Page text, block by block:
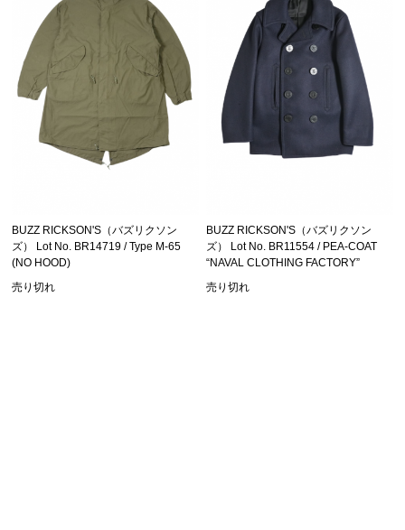
BUZZ RICKSON'S（バズリクソン
ズ） Lot No. BR14719 / Type M-65
(NO HOOD)
売り切れ
BUZZ RICKSON'S（バズリクソン
ズ） Lot No. BR11554 / PEA-COAT
“NAVAL CLOTHING FACTORY”
売り切れ